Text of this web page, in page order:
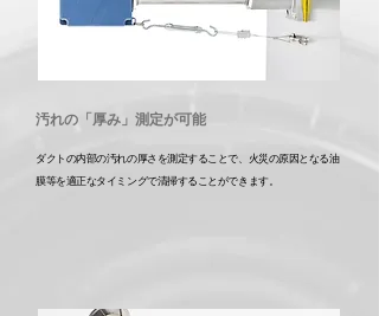
​汚れの「厚み」測定が可能
ダクトの内部の汚れの厚さを測定することで、 火災の原因となる​油
膜等を適正なタイミングで清掃することができます。